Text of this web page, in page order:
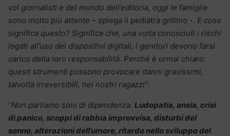
voi giornalisti e del mondo dell’editoria, oggi le famiglie
sono molto più attente – spiega il pediatra grillino -. E cosa
significa questo? Significa che, una volta conosciuti i rischi
legati all’uso dei dispositivi digitali, i genitori devono farsi
carico della loro responsabilità. Perché è ormai chiaro:
questi strumenti possono provocare danni gravissimi,
talvolta irreversibili, nei nostri ragazzi”.
“Non parliamo solo di dipendenza. Ludopatia, ansia, crisi
di panico, scoppi di rabbia improvvisa, disturbi del
sonno, alterazioni dell’umore, ritardo nello sviluppo del